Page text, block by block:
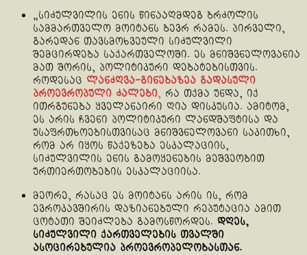
„სიძულვილის ენის წინააღმდეგ ბრძოლის
სამმართველო მოიტანს ბევრ რამეს. პირველი,
გარედან თავსმოხვეული სიძულვილი
შემცირდება საქართველოში. ეს მნიშვნელოვანია
მათ შორის, პოლიტიკური დებატებისთვის.
როდესაც ლანძღვა-გინებაზეა გადასული
პროევროპული ძალები, რა თქმა უნდა, იქ
ითრგუნება ყველანაირი ღია დისკუსია. ამიტომ,
ეს არის ჩვენი პოლიტიკური ლანდშაფტისა და
უსაფრთხოებისთვისაც მნიშვნელოვანი საკითხი,
რომ არ იყოს წაქეზება ესკალაციის,
სიძულვილის ენის გამოყენების მეშვეობით
ურთიერთობების ესკალაციისა.
მეორე, რასაც ეს მოიტანს არის ის, რომ
ევროკავშირის დაზიანებული რეპუტაცია ამით
ცოტათი შეიძლება გამოსწორდეს. დღეს,
სიძულვილი ქართველების თვალში
ასოცირებულია პროევროპელობასთან.